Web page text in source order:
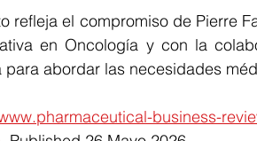
refleja el compromiso de Pierre
en Oncología y con la
para abordar las necesidades
business-